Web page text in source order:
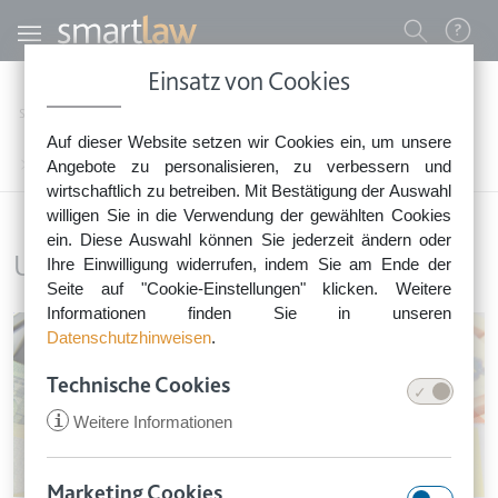
Einsatz von Cookies
Auf dieser Website setzen wir Cookies ein, um unsere
Angebote zu personalisieren, zu verbessern und
wirtschaftlich zu betreiben. Mit Bestätigung der Auswahl
willigen Sie in die Verwendung der gewählten Cookies
ein. Diese Auswahl können Sie jederzeit ändern oder
Ihre Einwilligung widerrufen, indem Sie am Ende der
Seite auf "Cookie-Einstellungen" klicken. Weitere
Informationen finden Sie in unseren
Datenschutzhinweisen.
Technische Cookies
i Weitere Informationen
Direkt zum Inhalt
0800 - 268 4 268 (kostenfrei)
Sie erreichen unser Service-Team:
Montag bis Freitag: 8-18 Uhr
Keine Rechtsberatung.
Benutzermenü
Startseite
Unternehmen führen
Unternehmen führen
Image